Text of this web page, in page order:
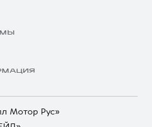
Мотор Рус»